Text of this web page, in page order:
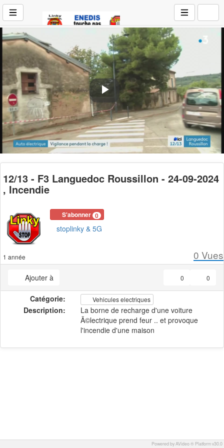
Play
Video
12/13 - F3 Languedoc Roussillon - 24-09-2024
, Incendie
S'abonner 0
stoplinky & 5G
1 année 0 Vues
Ajouter à 0
0
Catégorie: Vehicules electriques
Description:
La borne de recharge d'une voiture
Ã©lectrique prend feur .. et provoque
l'incendie d'une maison
Powered by AVideo ® Platform v30.0